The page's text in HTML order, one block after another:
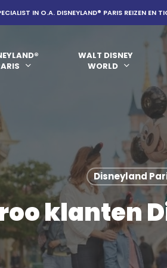
IN O.A. DISNEYLAND® PARIS REIZEN EN
WALT DISNEY
WORLD
Disneyland
klanten